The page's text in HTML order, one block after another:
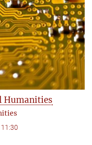
Humanities